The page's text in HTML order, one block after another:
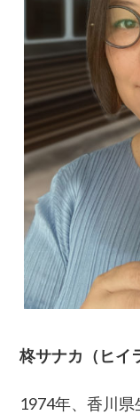
柊サナカ（ヒイ
1974年、香川